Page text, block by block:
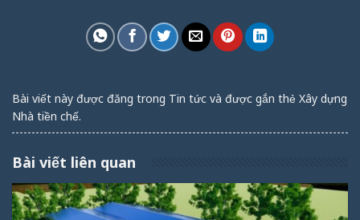
Bài viết này được đăng trong Tin tức và được gắn thẻ Xây dựng
Nhà tiền chế.
Bài viết liên quan